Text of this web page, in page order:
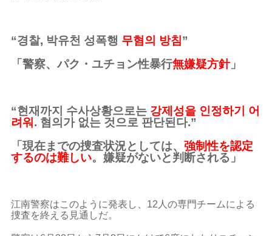
“경찰, 박유천 성폭행 무혐의 방침”
「警察、パク・ユチョン性暴行無嫌疑方針」
“현재까지 수사상황으로는 강제성을 인정하기 어
려워 . 혐의가 없는 것으로 판단된다.”
「現在までの捜査状況としては、強制性を認定
するのは難しい。嫌疑がないと判断される」
江南警察はこのように発表し、12人の専門チームによる
捜査を終える見通しだ。